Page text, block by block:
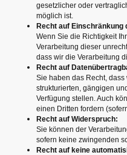
gesetzlicher oder
möglich ist.
Recht auf Einschränkung
Wenn Sie die Richtigkeit
Verarbeitung dieser
dass wir die Verarbeitung
Recht auf
Sie haben das Recht,
strukturierten, gängigen
Verfügung stellen. Auch
einen Dritten fordern
Recht auf Widerspruch:
Sie können der
sofern keine zwingenden
Recht auf keine